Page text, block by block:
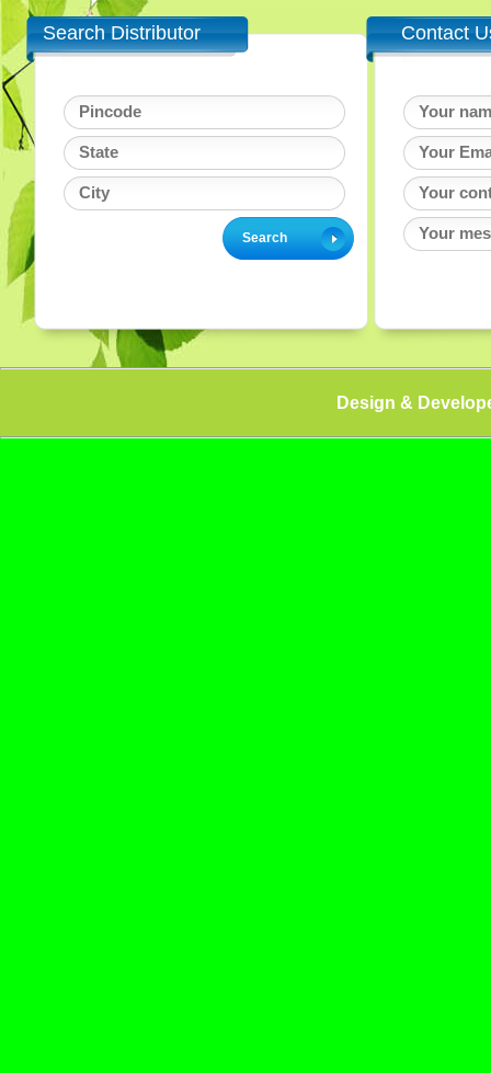
Search Distributor Contact
Design &